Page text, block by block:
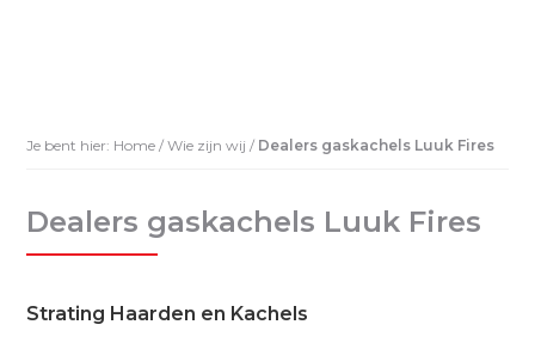
Je bent hier: Home /Wie zijn wij / Dealers gaskachels Luuk Fires
Dealers gaskachels Luuk Fires
Strating Haarden en Kachels